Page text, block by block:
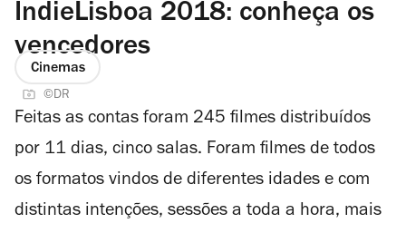
IndieLisboa 2018: conheça os
vencedores
Cinemas
©DR
Feitas as contas foram 245 filmes distribuídos
por 11 dias, cinco salas. Foram filmes de todos
os formatos vindos de diferentes idades e com
distintas intenções, sessões a toda a hora, mais